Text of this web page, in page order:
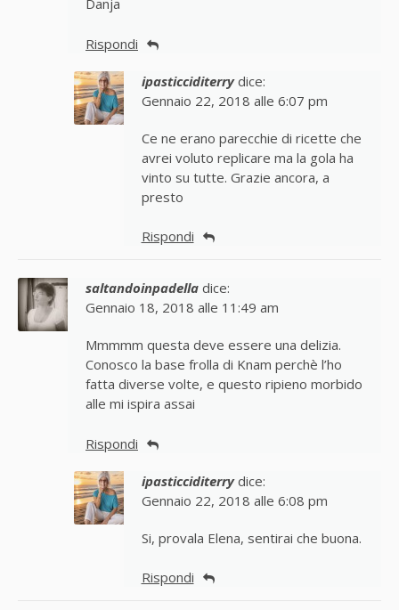
Danja
Rispondi
ipasticciditerry dice:
Gennaio 22, 2018 alle 6:07 pm
Ce ne erano parecchie di ricette che
avrei voluto replicare ma la gola ha
vinto su tutte. Grazie ancora, a
presto
Rispondi
saltandoinpadella dice:
Gennaio 18, 2018 alle 11:49 am
Mmmmm questa deve essere una delizia.
Conosco la base frolla di Knam perchè l’ho
fatta diverse volte, e questo ripieno morbido
alle mi ispira assai
Rispondi
ipasticciditerry dice:
Gennaio 22, 2018 alle 6:08 pm
Si, provala Elena, sentirai che buona.
Rispondi